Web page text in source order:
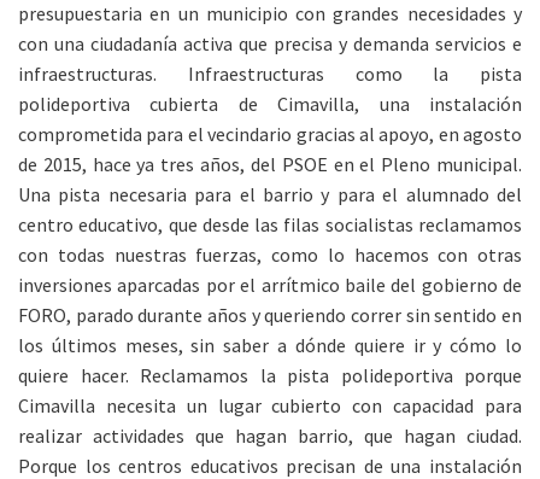
presupuestaria en un municipio con grandes necesidades y
con una ciudadanía activa que precisa y demanda servicios e
infraestructuras. Infraestructuras como la pista
polideportiva cubierta de Cimavilla, una instalación
comprometida para el vecindario gracias al apoyo, en agosto
de 2015, hace ya tres años, del PSOE en el Pleno municipal.
Una pista necesaria para el barrio y para el alumnado del
centro educativo, que desde las filas socialistas reclamamos
con todas nuestras fuerzas, como lo hacemos con otras
inversiones aparcadas por el arrítmico baile del gobierno de
FORO, parado durante años y queriendo correr sin sentido en
los últimos meses, sin saber a dónde quiere ir y cómo lo
quiere hacer. Reclamamos la pista polideportiva porque
Cimavilla necesita un lugar cubierto con capacidad para
realizar actividades que hagan barrio, que hagan ciudad.
Porque los centros educativos precisan de una instalación